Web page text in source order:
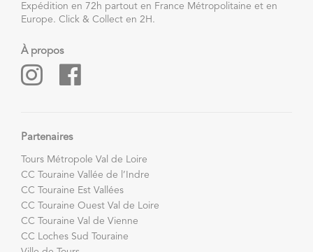
Expédition en 72h partout en France Métropolitaine et en
Europe. Click & Collect en 2H.
À propos
Partenaires
Tours Métropole Val de Loire
CC Touraine Vallée de l’Indre
CC Touraine Est Vallées
CC Touraine Ouest Val de Loire
CC Touraine Val de Vienne
CC Loches Sud Touraine